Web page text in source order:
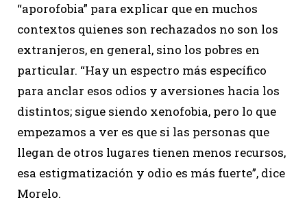
“aporofobia” para explicar que en muchos
contextos quienes son rechazados no son los
extranjeros, en general, sino los pobres en
particular. “Hay un espectro más específico
para anclar esos odios y aversiones hacia los
distintos; sigue siendo xenofobia, pero lo que
empezamos a ver es que si las personas que
llegan de otros lugares tienen menos recursos,
esa estigmatización y odio es más fuerte”, dice
Morelo.